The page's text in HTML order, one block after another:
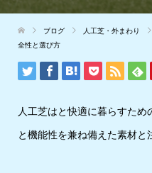
ブログ 人工芝・外まわり
全性と選び方
人工芝はと快適に暮らすため
と機能性を兼ね備えた素材と